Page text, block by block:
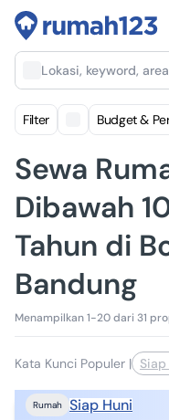
Lokasi, keyword,
Filter Budget &
Sewa
Dibawah
Tahun di
Bandung
Menampilkan 1-20 dari 31
Kata Kunci Populer |
Rumah Siap Huni